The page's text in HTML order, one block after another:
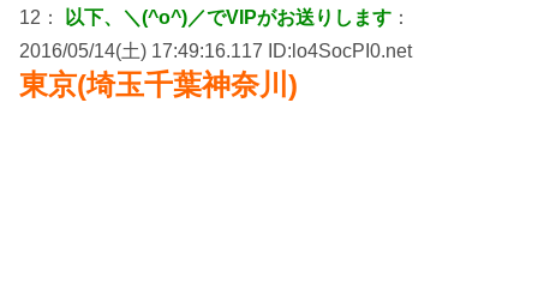
12： 以下、＼(^o^)／でVIPがお送りします ：
2016/05/14(土) 17:49:16.117 ID:lo4SocPI0.net
東京(埼玉千葉神奈川)